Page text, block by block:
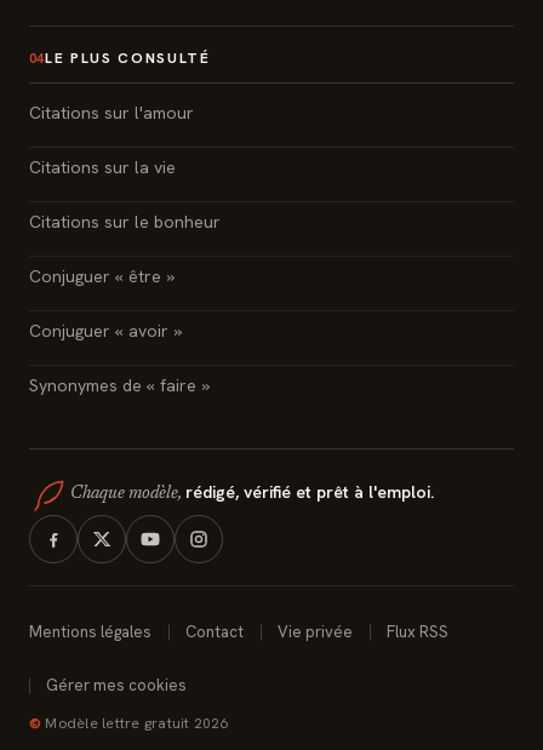
04LE PLUS CONSULTÉ
Citations sur l'amour
Citations sur la vie
Citations sur le bonheur
Conjuguer « être »
Conjuguer « avoir »
Synonymes de « faire »
Chaque modèle, rédigé, vérifié et prêt à l'emploi.
Mentions légales Contact Vie privée Flux RSS
Gérer mes cookies
© Modèle lettre gratuit 2026